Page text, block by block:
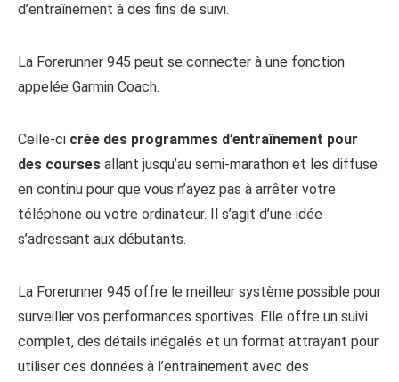
d’entraînement à des fins de suivi.
La Forerunner 945 peut se connecter à une fonction
appelée Garmin Coach.
Celle-ci crée des programmes d’entraînement pour
des courses allant jusqu’au semi-marathon et les diffuse
en continu pour que vous n’ayez pas à arrêter votre
téléphone ou votre ordinateur. Il s’agit d’une idée
s’adressant aux débutants.
La Forerunner 945 offre le meilleur système possible pour
surveiller vos performances sportives. Elle offre un suivi
complet, des détails inégalés et un format attrayant pour
utiliser ces données à l’entraînement avec des